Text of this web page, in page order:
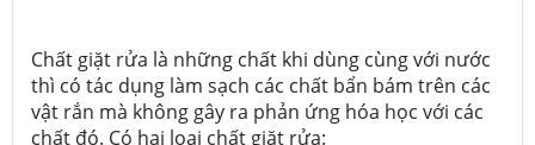
Chất giặt rửa là những chất khi dùng cùng với nước
thì có tác dụng làm sạch các chất bẩn bám trên các
vật rắn mà không gây ra phản ứng hóa học với các
chất đó. Có hai loại chất giặt rửa: